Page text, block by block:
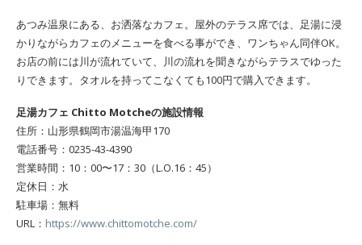
あつみ温泉にある、お洒落なカフェ。屋外のテラス席では、足湯に浸
かりながらカフェのメニューを食べる事ができ、ワンちゃん同伴OK。
お店の前には川が流れていて、川の流れを聞きながらテラスでゆった
りできます。タオルを持ってこなくても100円で購入できます。
足湯カフェ Chitto Motcheの施設情報
住所：山形県鶴岡市湯温海甲170
電話番号：0235-43-4390
営業時間：10：00〜17：30（L.O.16：45）
定休日：水
駐車場：無料
URL： https://www.chittomotche.com/